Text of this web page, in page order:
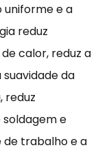
e a
reduz
calor, reduz a
da
reduz
e
de trabalho e a